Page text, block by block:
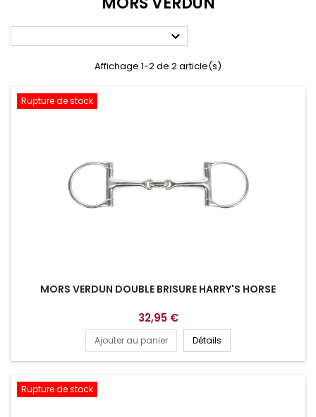

Affichage 1-2 de 2 article(s)
Rupture de stock
MORS VERDUN DOUBLE BRISURE HARRY'S HORSE
32,95 €
Ajouter au panier Détails
Rupture de stock